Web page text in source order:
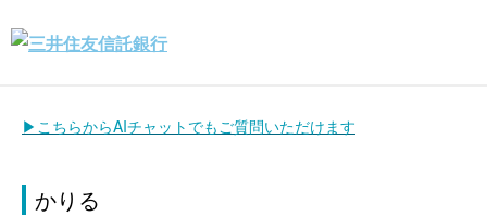
▶こちらからAIチャットでもご質問いただけます
かりる